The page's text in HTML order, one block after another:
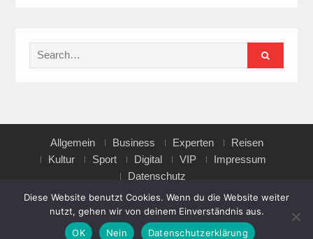
Search
for:
Allgemein Business Experten
Reisen
Kultur
Sport Digital VIP
Impressum
Datenschutz
Copyright © All rights reserved.
Magazine Point byAxle Themes
Diese Website benutzt Cookies. Wenn du die Website weiter
nutzt, gehen wir von deinem Einverständnis aus.
OK
Nein Datenschutzerklärung